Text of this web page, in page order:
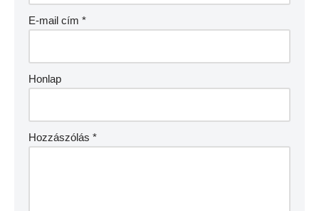
E-mail cím *
Honlap
Hozzászólás *